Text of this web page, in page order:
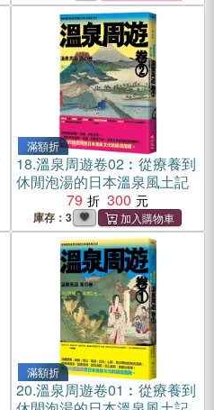
滿額折
18.溫泉周遊卷02︰從療養到
休閒泡湯的日本溫泉風土記
79
300
庫存：3
滿額折
20.溫泉周遊卷01︰從療養到